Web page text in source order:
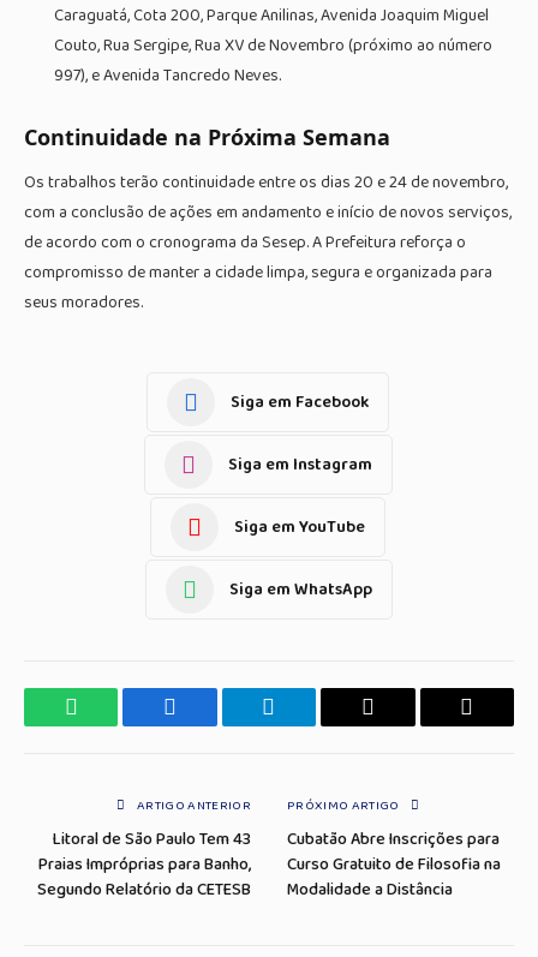
Caraguatá, Cota 200, Parque Anilinas, Avenida Joaquim Miguel
Couto, Rua Sergipe, Rua XV de Novembro (próximo ao número
997), e Avenida Tancredo Neves.
Continuidade na Próxima Semana
Os trabalhos terão continuidade entre os dias 20 e 24 de novembro,
com a conclusão de ações em andamento e início de novos serviços,
de acordo com o cronograma da Sesep. A Prefeitura reforça o
compromisso de manter a cidade limpa, segura e organizada para
seus moradores.
Siga em Facebook
Siga em Instagram
Siga em YouTube
Siga em WhatsApp
WhatsApp Facebook Telegrama Copiar
E-
ARTIGO ANTERIOR
Litoral de São Paulo Tem 43
Praias Impróprias para Banho,
Segundo Relatório da CETESB
PRÓXIMO ARTIGO
Cubatão Abre Inscrições para
Curso Gratuito de Filosofia na
Modalidade a Distância